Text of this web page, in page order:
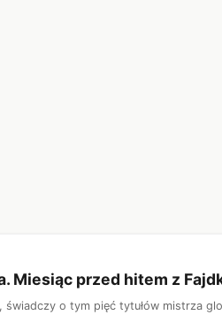
Miesiąc przed hitem z
świadczy o tym pięć tytułów mistrza